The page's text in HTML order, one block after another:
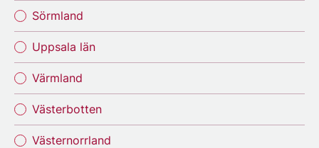
Sörmland
Uppsala län
Värmland
Västerbotten
Västernorrland